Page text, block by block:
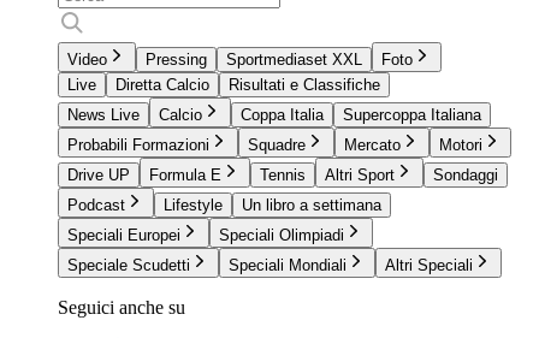
Video Pressing Sportmediaset XXL
Foto
Live
Diretta Calcio
Risultati e Classifiche
News Live
Calcio Coppa Italia
Supercoppa Italiana
Probabili Formazioni
Squadre Mercato
Motori
Drive UP
Formula E Tennis Altri Sport
Sondaggi
Podcast
Lifestyle
Un libro a settimana
Speciali Europei
Speciali Olimpiadi
Speciale Scudetti
Speciali Mondiali Altri Speciali
Seguici anche su